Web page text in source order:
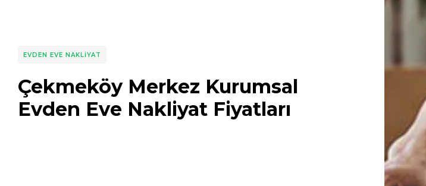
EVDEN EVE NAKLIYAT
Çekmeköy Merkez Kurumsal
Evden Eve Nakliyat Fiyatları